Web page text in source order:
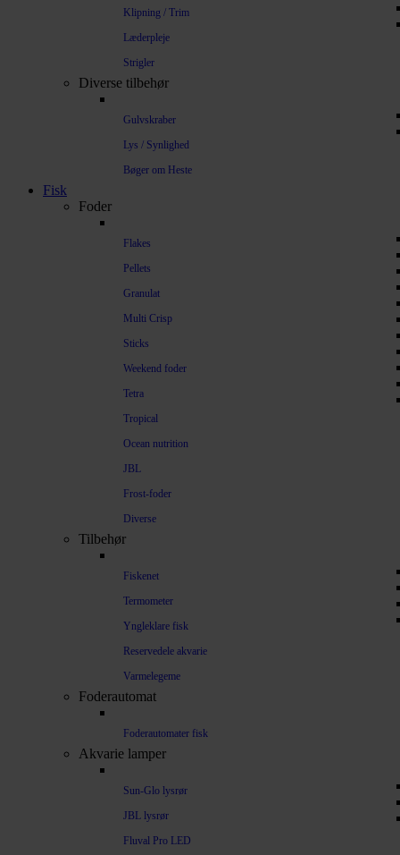
Klipning / Trim
Læderpleje
Strigler
Diverse tilbehør
Gulvskraber
Lys / Synlighed
Bøger om Heste
Fisk
Foder
Flakes
Pellets
Granulat
Multi Crisp
Sticks
Weekend foder
Tetra
Tropical
Ocean nutrition
JBL
Frost-foder
Diverse
Tilbehør
Fiskenet
Termometer
Yngleklare fisk
Reservedele akvarie
Varmelegeme
Foderautomat
Foderautomater fisk
Akvarie lamper
Sun-Glo lysrør
JBL lysrør
Fluval Pro LED